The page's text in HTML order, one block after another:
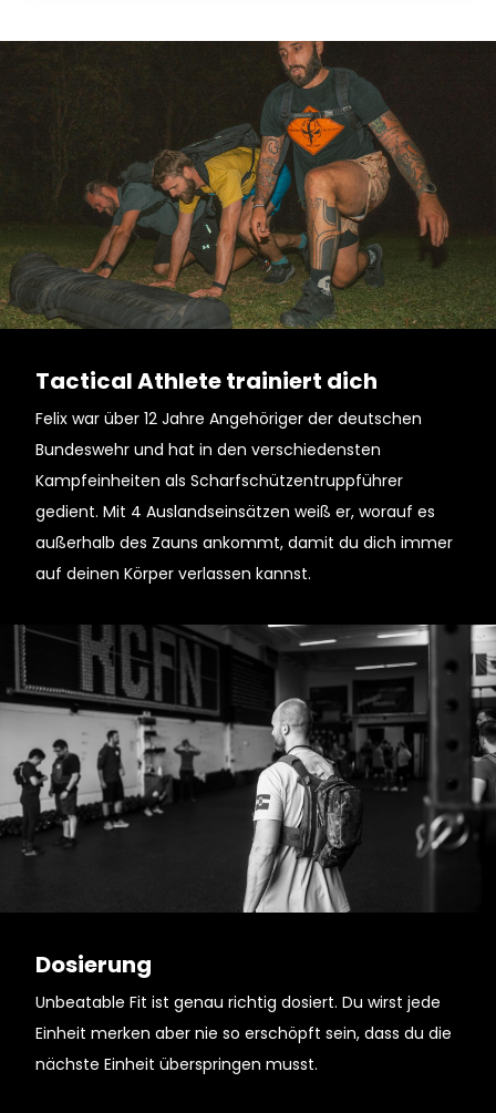
Tactical Athlete trainiert dich
Felix war über 12 Jahre Angehöriger der deutschen
Bundeswehr und hat in den verschiedensten
Kampfeinheiten als Scharfschützentruppführer
gedient. Mit 4 Auslandseinsätzen weiß er, worauf es
außerhalb des Zauns ankommt, damit du dich immer
auf deinen Körper verlassen kannst.
Dosierung
Unbeatable Fit ist genau richtig dosiert. Du wirst jede
Einheit merken aber nie so erschöpft sein, dass du die
nächste Einheit überspringen musst.